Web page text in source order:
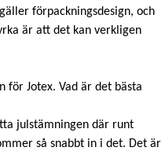
förpackningsdesign, och
är att det kan verkligen
för Jotex. Vad är det bästa
julstämningen där runt
så snabbt in i det. Det är